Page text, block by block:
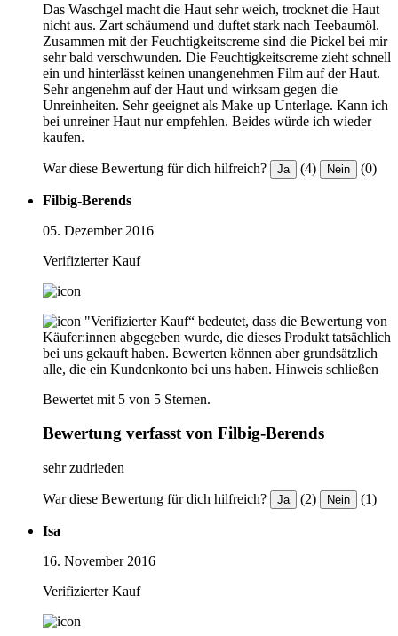
Das Waschgel macht die Haut sehr weich, trocknet die Haut
nicht aus. Zart schäumend und duftet stark nach Teebaumöl.
Zusammen mit der Feuchtigkeitscreme sind die Pickel bei mir
sehr bald verschwunden. Die Feuchtigkeitscreme zieht schnell
ein und hinterlässt keinen unangenehmen Film auf der Haut.
Sehr angenehm auf der Haut und wirksam gegen die
Unreinheiten. Sehr geeignet als Make up Unterlage. Kann ich
bei unreiner Haut nur empfehlen. Beides würde ich wieder
kaufen.
War diese Bewertung für dich hilfreich? Ja (4) Nein (0)
Filbig-Berends
05. Dezember 2016
Verifizierter Kauf
"Verifizierter Kauf“ bedeutet, dass die Bewertung von
Käufer:innen abgegeben wurde, die dieses Produkt tatsächlich
bei uns gekauft haben. Bewerten können aber grundsätzlich
alle, die ein Kundenkonto bei uns haben. Hinweis schließen
Bewertet mit 5 von 5 Sternen.
Bewertung verfasst von Filbig-Berends
sehr zudrieden
War diese Bewertung für dich hilfreich? Ja (2) Nein (1)
Isa
16. November 2016
Verifizierter Kauf